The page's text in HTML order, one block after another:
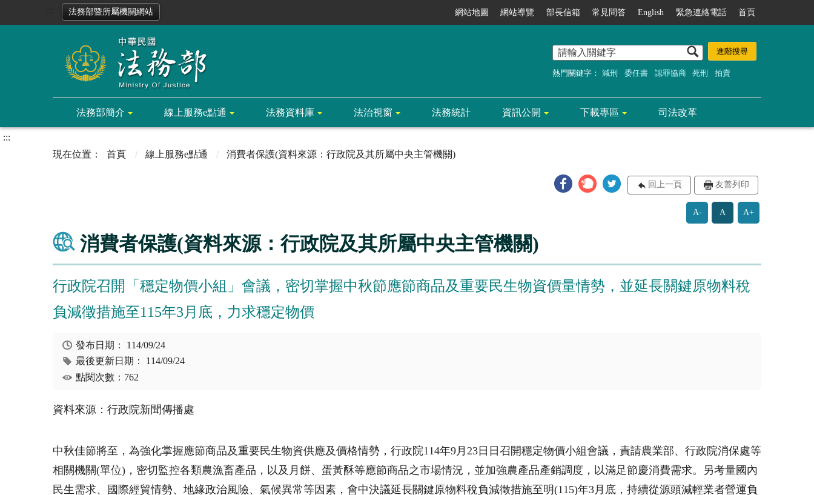
法務部暨所屬機關網站 網站地圖 網站導覽 部長信箱 常見問答 English 緊急連絡電話 首頁
熱門關鍵字： 減刑 委任書 認罪協商 死刑 拍賣
法務部簡介 線上服務e點通 法務資料庫 法治視窗 法務統計 資訊公開 下載專區 司法改革
:::
首頁
線上服務e點通 消費者保護(資料來源：行政院及其所屬中央主管機關)
回上一頁 友善列印
A- A A+
消費者保護(資料來源：行政院及其所屬中央主管機關)
行政院召開「穩定物價小組」會議，密切掌握中秋節應節商品及重要民生物資價量情勢，並延長關鍵原物料稅
負減徵措施至115年3月底，力求穩定物價
發布日期： 114/09/24
最後更新日期： 114/09/24
點閱次數：762
資料來源：行政院新聞傳播處
中秋佳節將至，為強化掌握應節商品及重要民生物資供應及價格情勢，行政院114年9月23日日召開穩定物價小組會議，責請農業部、行政院消保處等
相關機關(單位)，密切監控各類農漁畜產品，以及月餅、蛋黃酥等應節商品之市場情況，並加強農產品產銷調度，以滿足節慶消費需求。另考量國內
民生需求、國際經貿情勢、地緣政治風險、氣候異常等因素，會中決議延長關鍵原物料稅負減徵措施至明(115)年3月底，持續從源頭減輕業者營運負